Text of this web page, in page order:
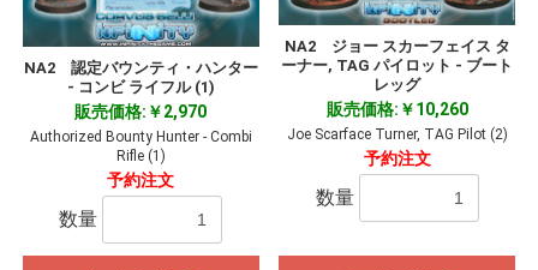
NA2 認定バウンティ・ハンター
- コンビ ライフル (1)
販売価格:￥2,970
Authorized Bounty Hunter - Combi
Rifle (1)
予約注文
数量
NA2 ジョー スカーフェイス タ
ーナー, TAG パイロット - ブート
レッグ
販売価格:￥10,260
Joe Scarface Turner, TAG Pilot (2)
予約注文
数量